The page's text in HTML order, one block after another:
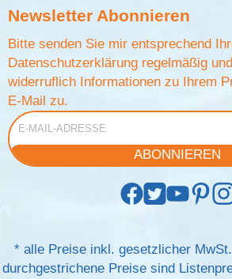
Newsletter Abonnieren
Bitte senden Sie mir entsprechend
Datenschutzerklärung regelmäßig
widerruflich Informationen zu Ihrem
E-Mail zu.
E-Mail-Adresse
ABONNIEREN
* alle Preise inkl. gesetzlicher
durchgestrichene Preise sind